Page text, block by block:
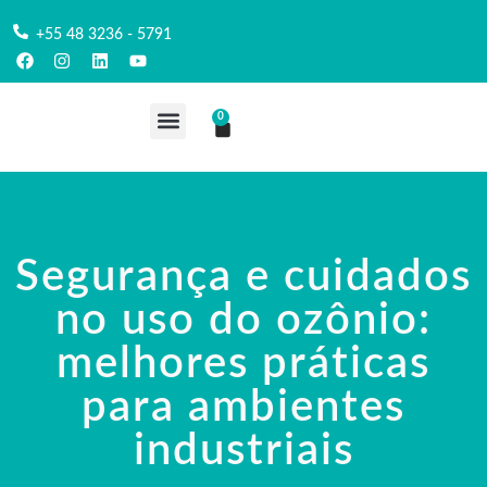
+55 48 3236 - 5791
0
Segurança e cuidados
no uso do ozônio:
melhores práticas
para ambientes
industriais